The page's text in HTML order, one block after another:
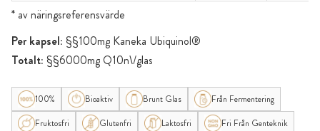
* av näringsreferensvärde
Per kapsel: §§100mg Kaneka Ubiquinol®
Totalt: §§6000mg Q10n\/glas
100% Bioaktiv Brunt Glas
Från Fermentering
Fruktosfri
Glutenfri Laktosfri
Fri Från Genteknik